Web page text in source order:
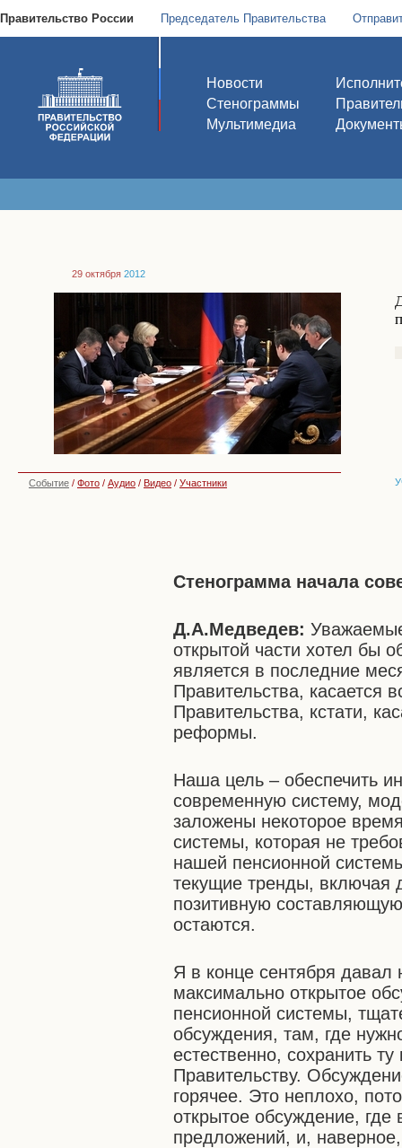
Правительство России Председатель Правительства
Новости
Стенограммы
Мультимедиа
29 октября 2012
Событие / Фото / Аудио / Видео / Участники
Стенограмма начала
Д.А.Медведев:
открытой части хотел бы
является в последние
Правительства, касается
Правительства, кстати,
реформы.
Наша цель – обеспечить
современную систему,
заложены некоторое
системы, которая не
нашей пенсионной
текущие тренды, включая
позитивную
остаются.
Я в конце сентября давал
максимально открытое
пенсионной системы,
обсуждения, там, где
естественно, сохранить
Правительству.
горячее. Это неплохо,
открытое обсуждение,
предложений, и,